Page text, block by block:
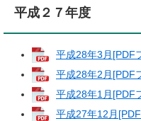
平成２７年度
平成28年3月[PDF
平成28年2月[PDF
平成28年1月[PDF
平成27年12月